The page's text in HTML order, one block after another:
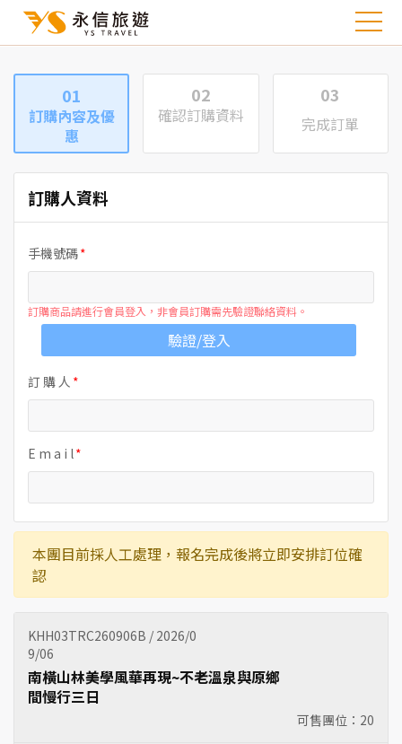
01
訂購內容及優
惠
02
確認訂購資料
03
完成訂單
訂購人資料
手機號碼
訂購商品請進行會員登入，非會員訂購需先驗證聯絡資料。
驗證/登入
訂 購 人
E m a i l
本團目前採人工處理，報名完成後將立即安排訂位確
認
KHH03TRC260906B / 2026/0
9/06
可售團位： 20
南橫山林美學風華再現~不老溫泉與原鄉
間慢行三日